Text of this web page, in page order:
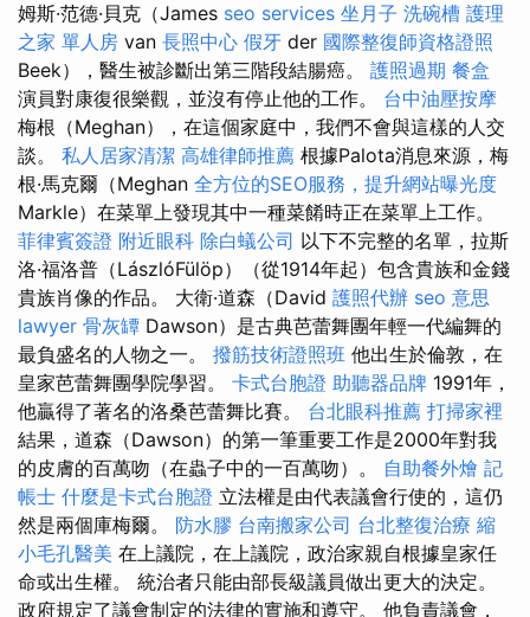
姆斯·范德·貝克（James seo services 坐月子 洗碗槽 護理
之家 單人房 van 長照中心 假牙 der 國際整復師資格證照
Beek），醫生被診斷出第三階段結腸癌。 護照過期 餐盒
演員對康復很樂觀，並沒有停止他的工作。 台中油壓按摩
梅根（Meghan），在這個家庭中，我們不會與這樣的人交
談。 私人居家清潔 高雄律師推薦 根據Palota消息來源，梅
根·馬克爾（Meghan 全方位的SEO服務，提升網站曝光度
Markle）在菜單上發現其中一種菜餚時正在菜單上工作。
菲律賓簽證 附近眼科 除白蟻公司 以下不完整的名單，拉斯
洛·福洛普（LászlóFülöp）（從1914年起）包含貴族和金錢
貴族肖像的作品。 大衛·道森（David 護照代辦 seo 意思
lawyer 骨灰罈 Dawson）是古典芭蕾舞團年輕一代編舞的
最負盛名的人物之一。 撥筋技術證照班 他出生於倫敦，在
皇家芭蕾舞團學院學習。 卡式台胞證 助聽器品牌 1991年，
他贏得了著名的洛桑芭蕾舞比賽。 台北眼科推薦 打掃家裡
結果，道森（Dawson）的第一筆重要工作是2000年對我
的皮膚的百萬吻（在蟲子中的一百萬吻）。 自助餐外燴 記
帳士 什麼是卡式台胞證 立法權是由代表議會行使的，這仍
然是兩個庫梅爾。 防水膠 台南搬家公司 台北整復治療 縮
小毛孔醫美 在上議院，在上議院，政治家親自根據皇家任
命或出生權。 統治者只能由部長級議員做出更大的決定。
政府規定了議會制定的法律的實施和遵守。 他負責議會，